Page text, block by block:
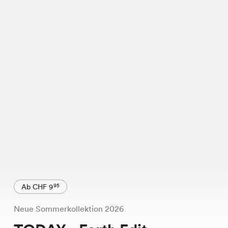
Ab CHF 995
Neue Sommerkollektion 2026